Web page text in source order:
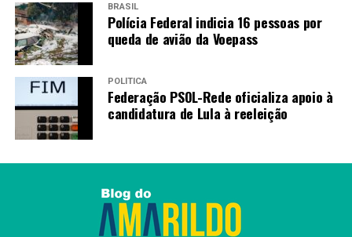
BRASIL
Polícia Federal indicia 16 pessoas por
queda de avião da Voepass
POLÍTICA
Federação PSOL-Rede oficializa apoio à
candidatura de Lula à reeleição